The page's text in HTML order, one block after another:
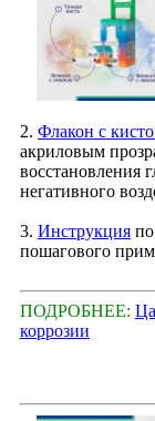
2. Флакон с
акриловым
восстановления
негативного
3. Инструкция
пошагового
ПОДРОБНЕЕ:
коррозии